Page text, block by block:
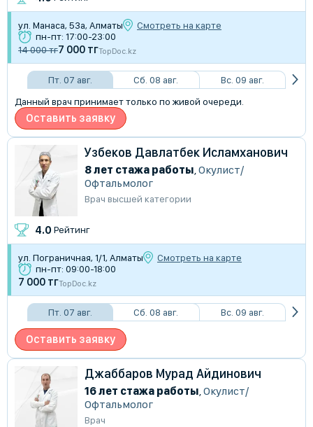
ул. Манаса, 53а, Алматы
Смотреть на карте
пн-пт: 17:00-23:00
14 000 тг7 000 тгTopDoc.kz
Пт. 07 авг. Сб. 08 авг.
Вс. 09 авг.
Данный врач принимает только по живой очереди.
Оставить заявку
Узбеков Давлатбек Исламханович
8 лет стажа работы,Окулист/
Офтальмолог
Врач высшей категории
4.0 Рейтинг
ул. Пограничная, 1/1, Алматы
Смотреть на карте
пн-пт: 09:00-18:00
7 000 тгTopDoc.kz
Пт. 07 авг. Сб. 08 авг. Вс. 09 авг.
Оставить заявку
Джаббаров Мурад Айдинович
16 лет стажа работы,Окулист/
Офтальмолог
Врач